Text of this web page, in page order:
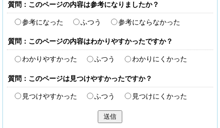
質問：このページの内容は参考になりましたか？
参考になった ふつう 参考にならなかった
質問：このページの内容はわかりやすかったですか？
わかりやすかった ふつう わかりにくかった
質問：このページは見つけやすかったですか？
見つけやすかった ふつう 見つけにくかった
送信